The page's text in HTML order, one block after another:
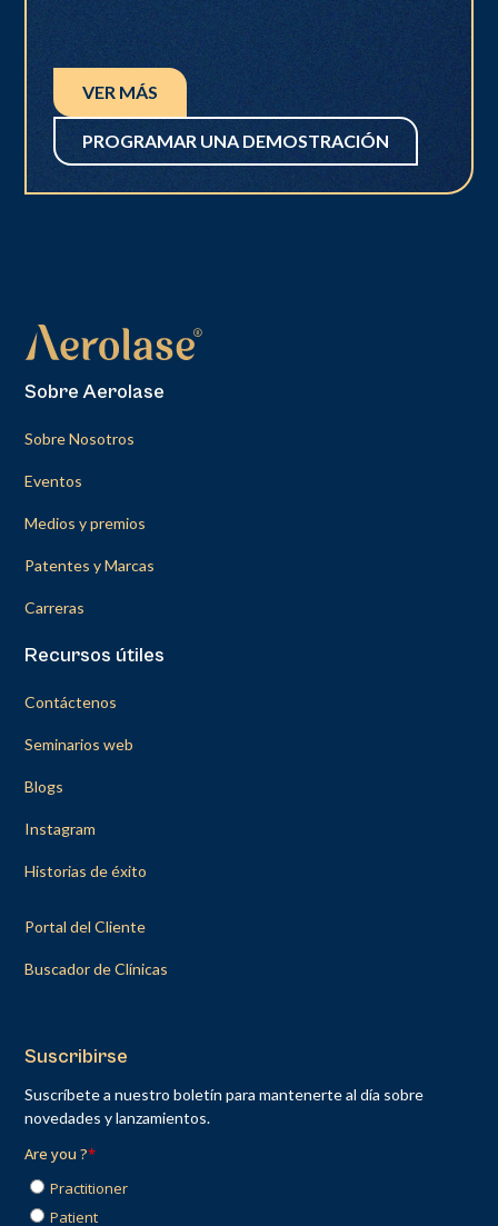
VER MÁS
PROGRAMAR UNA DEMOSTRACIÓN
Sobre Aerolase
Sobre Nosotros
Eventos
Medios y premios
Patentes y Marcas
Carreras
Recursos útiles
Contáctenos
Seminarios web
Blogs
Instagram
Historias de éxito
Portal del Cliente
Buscador de Clínicas
Suscribirse
Suscríbete a nuestro boletín para mantenerte al día sobre
novedades y lanzamientos.